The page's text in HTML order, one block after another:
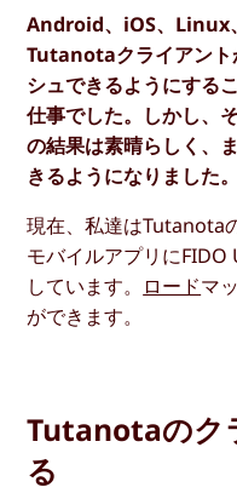
Android、iOS、Linux
Tutanotaクライアント
シュできるようにする
仕事でした。しかし、
の結果は素晴らしく、
きるようになりました。
現在、私達はTutanota
モバイルアプリにFIDO
しています。
ロードマ
ができます。
Tutanotaのク
る